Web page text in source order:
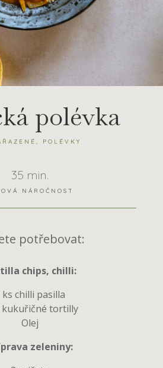
polévka
, POLÉVKY
35 min.
NÁROČNOST
potřebovat:
chips, chilli:
ks chilli pasilla
kukuřičné tortilly
Olej
zeleniny: